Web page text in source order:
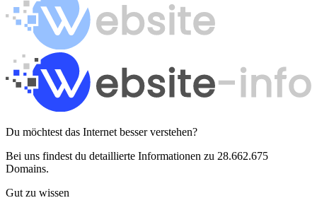
Du möchtest das Internet besser verstehen?
Bei uns findest du detaillierte Informationen zu 28.662.675
Domains.
Gut zu wissen